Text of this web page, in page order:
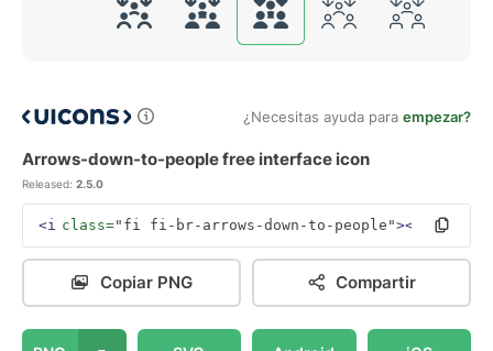
¿Necesitas ayuda para empezar?
Arrows-down-to-people free interface icon
Released: 2.5.0
<i class="fi fi-br-arrows-down-to-people"></i>
Copiar PNG Compartir